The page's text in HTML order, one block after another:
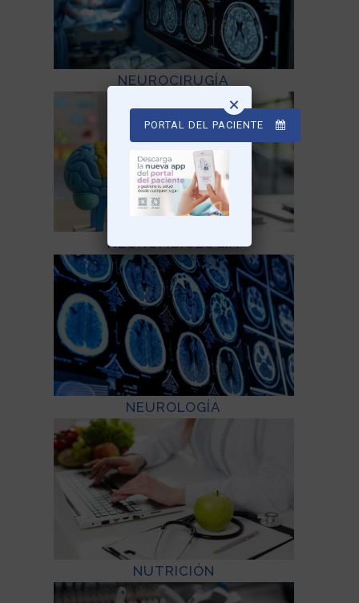
NEUROCIRUGÍA
NEUROFISIOLOGÍA
NEUROLOGÍA
NUTRICIÓN
PORTAL DEL PACIENTE
×